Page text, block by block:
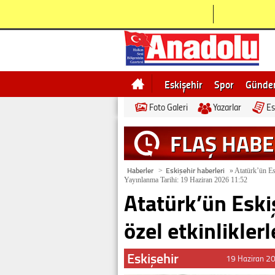
Eskişehir Spor
Bilecik
Ne demek
Foto Galeri Yazarlar
FLAŞ
Haberler > Eskişehir haberleri »Atatürk’ün
Yayınlanma Tarihi: 19 Haziran 2026 11:52
Atatürk’ün
özel
Eskişehir 19 Haziran